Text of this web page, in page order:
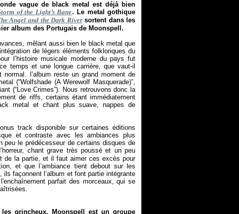
vague de black metal est déjà bien
of the Light’s Bane. Le metal gothique
Angel and the Dark Riversortent dans les
album des Portugais de Moonspell.
mêlant aussi bien le black metal que
de légers éléments folkloriques du
l’histoire musicale moderne du pays fut
temps et une longue carrière, que vaut-il
l’album reste un grand moment de
(“Wolfshade (A Werewolf Masquerade)”,
(“Love Crimes”). Nous retrouvons donc la
de riffs, certains étant immédiatement
metal et chant plus suave, nappes de
track disponible sur certaines éditions
et contraste avec les ambiances plus
peu le prédécesseur de certains disques de
chant grave très poussé et un peu
de la partie, et il faut aimer ces excès pour
et que l’ambiance tient debout sur les
façonnent l’album et font partie intégrante
parfait des morceaux, qui se
grincheux, Moonspell est un groupe